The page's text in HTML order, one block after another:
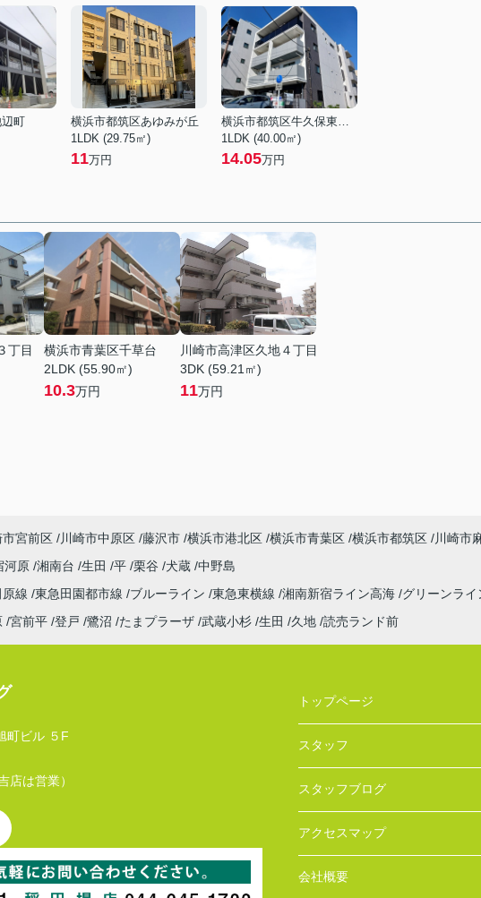
町
横浜市都筑区あゆみが丘
1LDK (29.75㎡)
11万円
横浜市都筑区牛久保東２丁目
1LDK (40.00㎡)
14.05万円
丁目
横浜市青葉区千草台
2LDK (55.90㎡)
10.3万円
川崎市高津区久地４丁目
3DK (59.21㎡)
11万円
市宮前区 川崎市中原区 藤沢市 横浜市港北区 横浜市青葉区 横浜市都筑区 川崎市
河原 湘南台 生田 平 栗谷 犬蔵 中野島
線 東急田園都市線 ブルーライン 東急東横線 湘南新宿ライン高海 グリーンライ
宮前平 登戸 鷺沼 たまプラーザ 武蔵小杉 生田 久地 読売ランド前
町ビル ５F
店は営業）
トップページ
スタッフ
スタッフブログ
アクセスマップ
会社概要